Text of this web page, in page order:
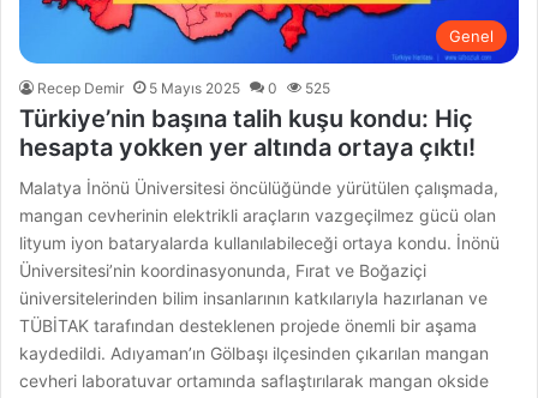
Genel
Recep Demir 5 Mayıs 2025 0 525
Türkiye’nin başına talih kuşu kondu: Hiç
hesapta yokken yer altında ortaya çıktı!
Malatya İnönü Üniversitesi öncülüğünde yürütülen çalışmada,
mangan cevherinin elektrikli araçların vazgeçilmez gücü olan
lityum iyon bataryalarda kullanılabileceği ortaya kondu. İnönü
Üniversitesi’nin koordinasyonunda, Fırat ve Boğaziçi
üniversitelerinden bilim insanlarının katkılarıyla hazırlanan ve
TÜBİTAK tarafından desteklenen projede önemli bir aşama
kaydedildi. Adıyaman’ın Gölbaşı ilçesinden çıkarılan mangan
cevheri laboratuvar ortamında saflaştırılarak mangan okside